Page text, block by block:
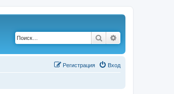
Поиск
Вход
Регистрация